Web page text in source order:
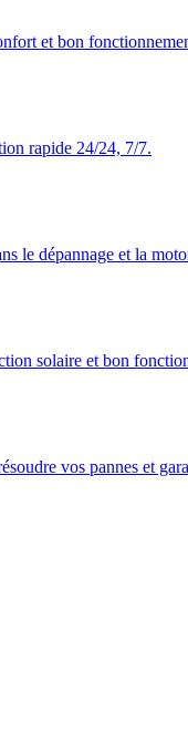
et bon
rapide 24/24, 7/7.
le dépannage et la
solaire et bon
vos pannes et